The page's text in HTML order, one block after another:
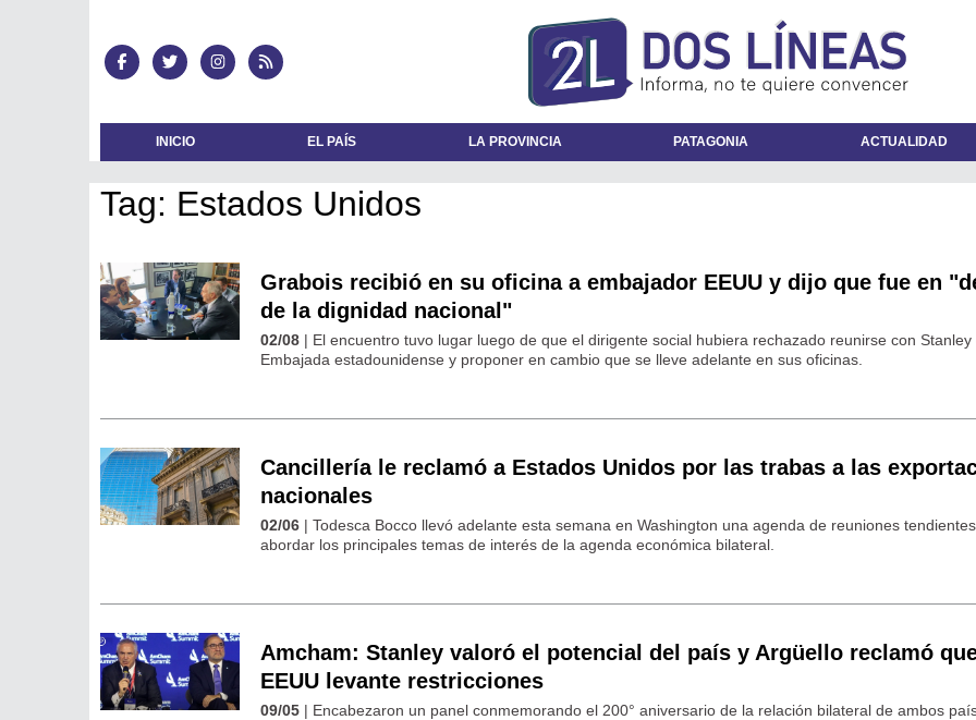
INICIO EL PAÍS LA PROVINCIA PATAGONIA ACTUALIDAD
Tag: Estados Unidos
Grabois recibió en su oficina a embajador EEUU y dijo que fue en
de la dignidad nacional"
02/08 | El encuentro tuvo lugar luego de que el dirigente social hubiera rechazado reunirse con Stanley
Embajada estadounidense y proponer en cambio que se lleve adelante en sus oficinas.
Cancillería le reclamó a Estados Unidos por las trabas a las
nacionales
02/06 | Todesca Bocco llevó adelante esta semana en Washington una agenda de reuniones
abordar los principales temas de interés de la agenda económica bilateral.
Amcham: Stanley valoró el potencial del país y Argüello reclamó
EEUU levante restricciones
09/05 | Encabezaron un panel conmemorando el 200° aniversario de la relación bilateral de ambos